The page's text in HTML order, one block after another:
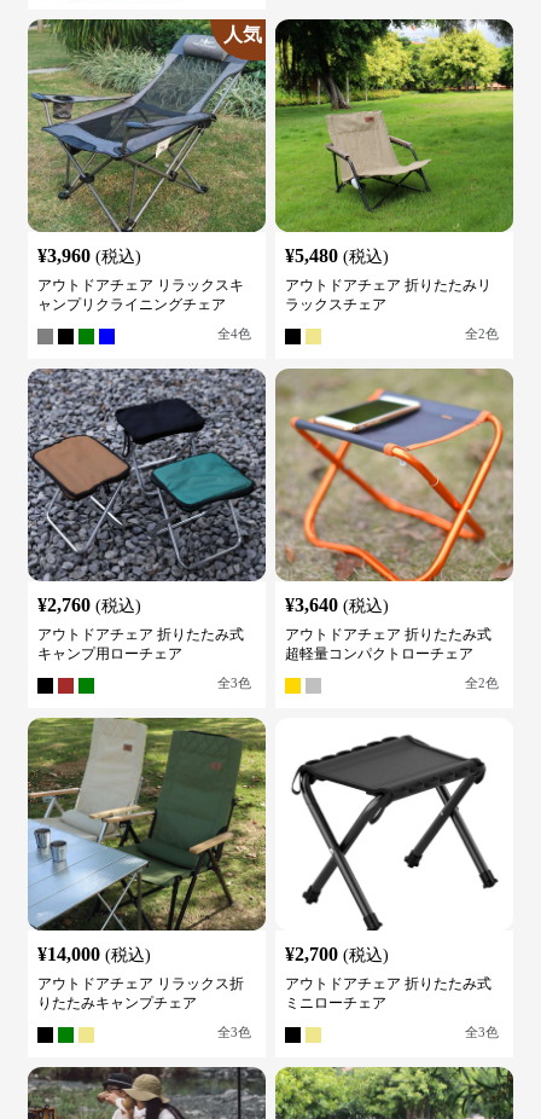
人気
¥3,960 (税込)
アウトドアチェア リラックスキ
ャンプリクライニングチェア
全4色
¥5,480 (税込)
アウトドアチェア 折りたたみリ
ラックスチェア
全2色
¥2,760 (税込)
アウトドアチェア 折りたたみ式
キャンプ用ローチェア
全3色
¥3,640 (税込)
アウトドアチェア 折りたたみ式
超軽量コンパクトローチェア
全2色
¥14,000 (税込)
アウトドアチェア リラックス折
りたたみキャンプチェア
全3色
¥2,700 (税込)
アウトドアチェア 折りたたみ式
ミニローチェア
全3色